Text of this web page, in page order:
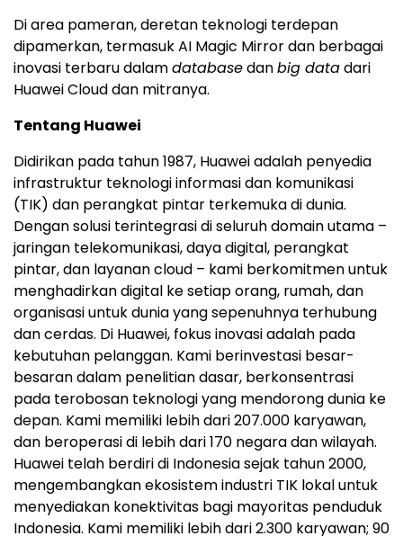
Di area pameran, deretan teknologi terdepan
dipamerkan, termasuk AI Magic Mirror dan berbagai
inovasi terbaru dalamdatabasedanbig datadari
Huawei Clouddan mitranya.
Tentang Huawei
Didirikan pada tahun 1987, Huawei adalah penyedia
infrastruktur teknologi informasi dan komunikasi
(TIK) dan perangkat pintar terkemuka di dunia.
Dengan solusi terintegrasi di seluruh domain utama –
jaringan telekomunikasi, daya digital, perangkat
pintar, dan layanan cloud – kami berkomitmen untuk
menghadirkan digital ke setiap orang, rumah, dan
organisasi untuk dunia yang sepenuhnya terhubung
dan cerdas. Di Huawei, fokus inovasi adalah pada
kebutuhan pelanggan. Kami berinvestasi besar-
besaran dalam penelitian dasar, berkonsentrasi
pada terobosan teknologi yang mendorong dunia ke
depan. Kami memiliki lebih dari 207.000 karyawan,
dan beroperasi di lebih dari 170 negara dan wilayah.
Huawei telah berdiri di Indonesia sejak tahun 2000,
mengembangkan ekosistem industri TIK lokal untuk
menyediakan konektivitas bagi mayoritas penduduk
Indonesia. Kami memiliki lebih dari 2.300 karyawan; 90